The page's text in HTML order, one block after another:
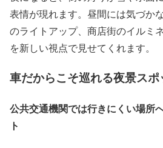
表情が現れます。昼間には気づか
のライトアップ、商店街のイルミ
を新しい視点で見せてくれます。
車だからこそ巡れる夜景ス
公共交通機関では行きにくい場所
ト